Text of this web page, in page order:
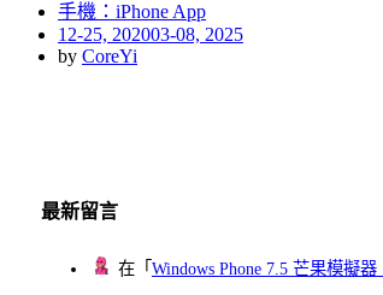
手機：iPhone App
Posted
on
12-25, 202003-08, 2025
by CoreYi
最新留言
在「Windows Phone 7.5 芒果模擬